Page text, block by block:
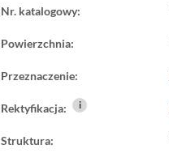
Nr. katalogowy:
Powierzchnia:
Przeznaczenie:
Rektyfikacja: i
Struktura: